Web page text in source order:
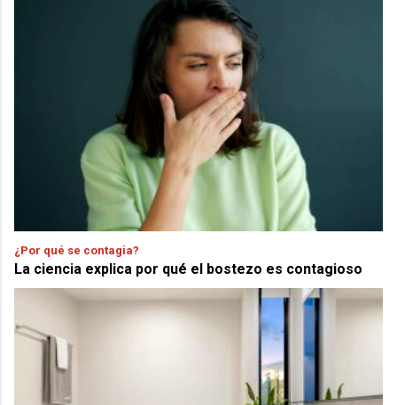
¿Por qué se contagia?
La ciencia explica por qué el bostezo es contagioso